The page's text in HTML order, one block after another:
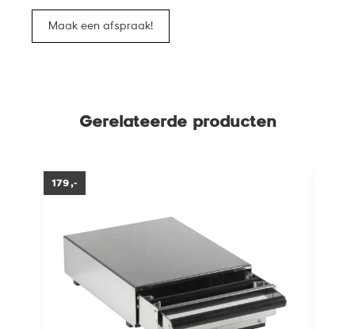
Maak een afspraak!
Gerelateerde producten
179,-